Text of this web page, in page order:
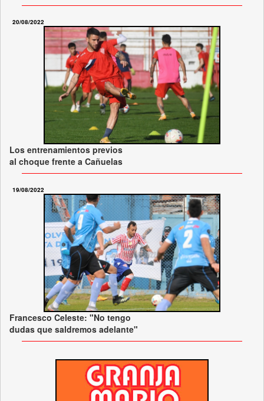
20/08/2022
Los entrenamientos previos
al choque frente a Cañuelas
19/08/2022
Francesco Celeste: "No tengo
dudas que saldremos adelante"